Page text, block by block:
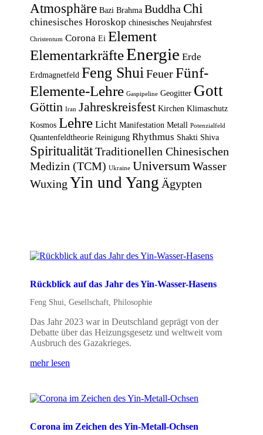
Atmosphäre Bazi Brahma Buddha Chi
chinesisches Horoskop chinesisches Neujahrsfest
Christentum Corona Ei Element
ElementarkräfteEnergie Erde
Erdmagnetfeld Feng Shui Feuer Fünf-
Elemente-Lehre Gaspipeline Geogitter Gott
Göttin Iran Jahreskreisfest Kirchen Klimaschutz
Kosmos Lehre Licht Manifestation Metall Potenzialfeld
Quantenfeldtheorie Reinigung Rhythmus Shakti Shiva
Spiritualität Traditionellen Chinesischen
Medizin (TCM) Ukraine Universum Wasser
Wuxing Yin und Yang Ägypten
Rückblick auf das Jahr des Yin-Wasser-Hasens
Feng Shui ,Gesellschaft ,Philosophie
Das Jahr 2023 war in Deutschland geprägt von der
Debatte über das Heizungsgesetz und weltweit vom
Ausbruch des Gazakrieges.
mehr lesen
Corona im Zeichen des Yin-Metall-Ochsen